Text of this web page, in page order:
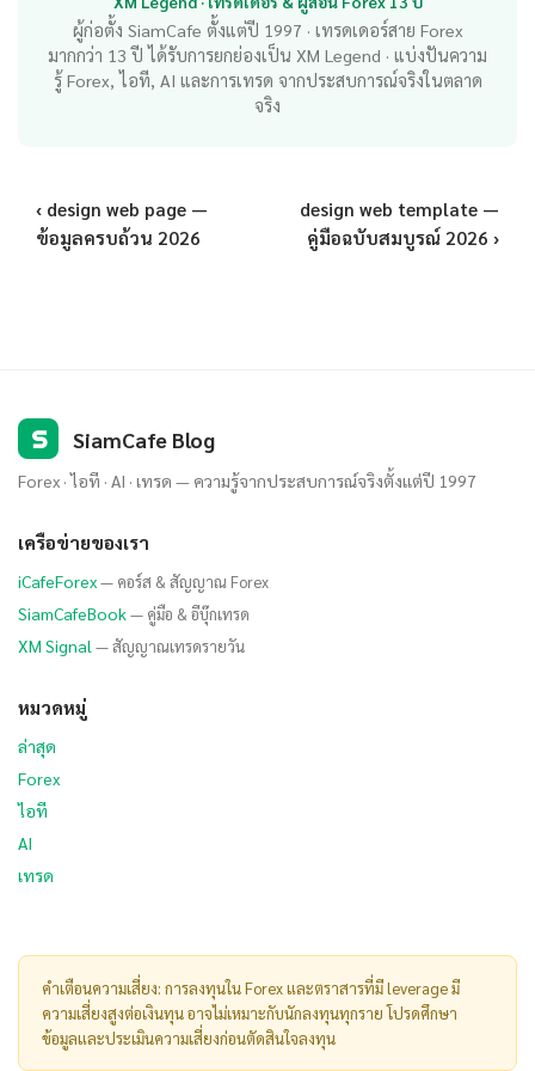
ผู้ก่อตั้ง SiamCafe ตั้งแต่ปี 1997 · เทรดเดอร์สาย Forex
มากกว่า 13 ปี ได้รับการยกย่องเป็น XM Legend · แบ่งปันความ
รู้ Forex, ไอที, AI และการเทรด จากประสบการณ์จริงในตลาด
จริง
‹ design web page —
ข้อมูลครบถ้วน 2026
design web template —
คู่มือฉบับสมบูรณ์ 2026 ›
S SiamCafe Blog
Forex · ไอที · AI · เทรด — ความรู้จากประสบการณ์จริงตั้งแต่ปี 1997
เครือข่ายของเรา
iCafeForex— คอร์ส & สัญญาณ Forex
SiamCafeBook— คู่มือ & อีบุ๊กเทรด
XM Signal — สัญญาณเทรดรายวัน
หมวดหมู่
ล่าสุด
Forex
ไอที
AI
เทรด
คำเตือนความเสี่ยง: การลงทุนใน Forex และตราสารที่มี leverage มี
ความเสี่ยงสูงต่อเงินทุน อาจไม่เหมาะกับนักลงทุนทุกราย โปรดศึกษา
ข้อมูลและประเมินความเสี่ยงก่อนตัดสินใจลงทุน